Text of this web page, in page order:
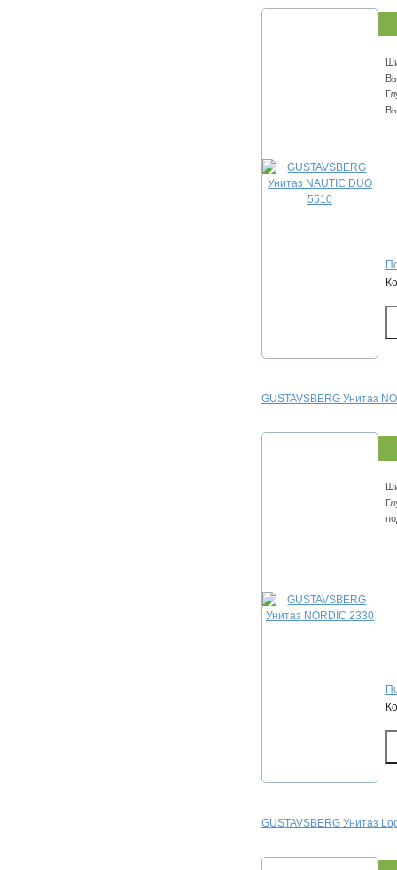
GUSTAVSBERG Унитаз
GUSTAVSBERG Унитаз